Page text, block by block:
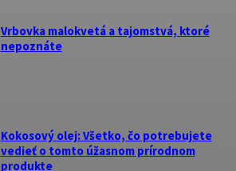
Vrbovka malokvetá a tajomstvá, ktoré
nepoznáte
Kokosový olej: Všetko, čo potrebujete
vedieť o tomto úžasnom prírodnom
produkte